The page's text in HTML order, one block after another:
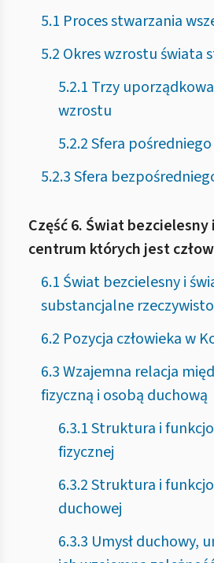
5.1 Proces stwarzania
5.2 Okres wzrostu świata
5.2.1 Trzy
wzrostu
5.2.2 Sfera
5.2.3 Sfera
Część 6. Świat
centrum których jest
6.1 Świat bezcielesny i
substancjalne
6.2 Pozycja człowieka w
6.3 Wzajemna relacja
fizyczną i osobą duchową
6.3.1 Struktura i
fizycznej
6.3.2 Struktura i
duchowej
6.3.3 Umysł duchowy,